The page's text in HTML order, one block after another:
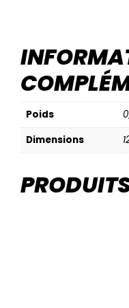
Poids
Dimensions